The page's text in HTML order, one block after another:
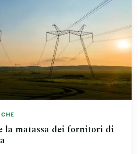
la matassa dei fornitori di